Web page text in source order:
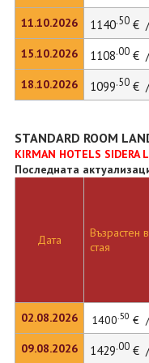
11.10.2026
15.10.2026
18.10.2026
1140.50€ /
1108.00€ /
1099.50€ /
STANDARD ROOM
KIRMAN HOTELS SIDERA
Последната
Дата
02.08.2026
09.08.2026
Възрастен
стая
1400.50 €
1429.00€ /